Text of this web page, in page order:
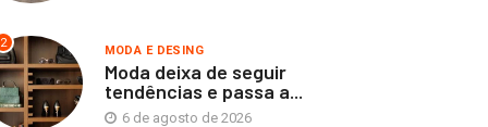
2 MODA E DESING
Moda deixa de seguir
tendências e passa a...
6 de agosto de 2026